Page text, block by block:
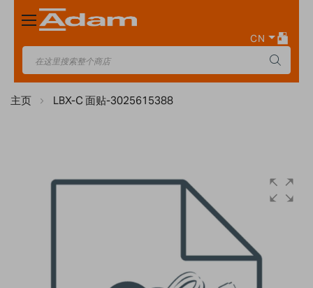
Toggle
Nav
CN
主页 LBX-C 面贴-3025615388